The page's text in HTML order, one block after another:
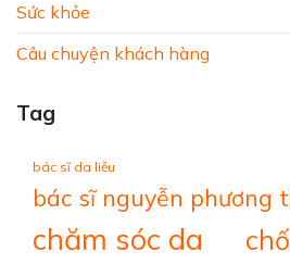
Sức khỏe
Câu chuyện khách hàng
Tag
bác sĩ da liễu
bác sĩ nguyễn phương
chăm sóc da